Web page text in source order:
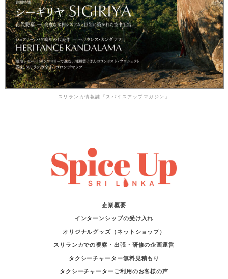
スリランカ情報誌「スパイスアップマガジン」
企業概要
インターンシップの受け入れ
オリジナルグッズ（ネットショップ）
スリランカでの視察・出張・研修の企画運営
タクシーチャーター無料見積もり
タクシーチャーターご利用のお客様の声